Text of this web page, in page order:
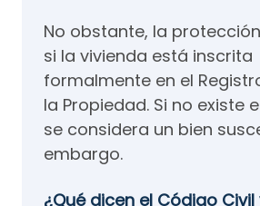
No obstante, la
si la vivienda está inscrita
formalmente en el
la Propiedad. Si no existe
se considera un bien
embargo.
¿Qué dicen el Código